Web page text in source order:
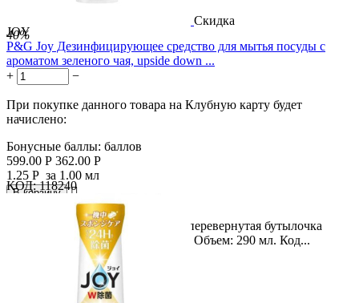
Скидка
40%
JOY
P&G Joy Дезинфицирующее средство для мытья посуды с
ароматом зеленого чая, upside down ...
+
−
При покупке данного товара на Клубную карту будет
начислено:
Бонусные баллы: баллов
599.00 Р 362.00 Р
1.25 Р за 1.00 мл
В корзину

Название продукта: Компактная перевернутая бутылочка
дезинфицирующего средства Joy. Объем: 290 мл. Код...
КОД: 118240